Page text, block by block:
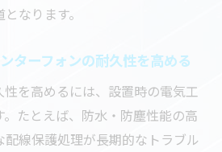
なります。
ターフォンの耐久性を高める
を高めるには、設置時の電気工
たとえば、防水・防塵性能の高
線保護処理が長期的なトラブル